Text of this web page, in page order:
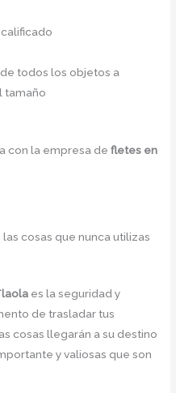
todos los objetos a
tamaño
con la empresa defletes en
cosas que nunca utilizas
es la seguridad y
de trasladar tus
cosas llegarán a su destino
y valiosas que son